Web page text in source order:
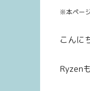
※本ペー
こんに
Ryzen